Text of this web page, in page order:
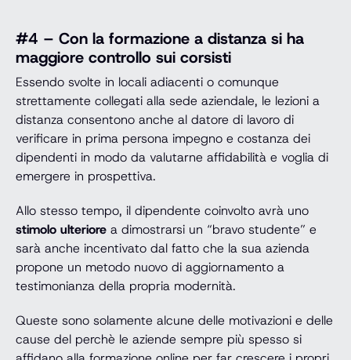
#4 – Con la formazione a distanza si ha
maggiore controllo sui corsisti
Essendo svolte in locali adiacenti o comunque
strettamente collegati alla sede aziendale, le lezioni a
distanza consentono anche al datore di lavoro di
verificare in prima persona impegno e costanza dei
dipendenti in modo da valutarne affidabilità e voglia di
emergere in prospettiva.
Allo stesso tempo, il dipendente coinvolto avrà uno
stimolo ulteriore a dimostrarsi un “bravo studente” e
sarà anche incentivato dal fatto che la sua azienda
propone un metodo nuovo di aggiornamento a
testimonianza della propria modernità.
Queste sono solamente alcune delle motivazioni e delle
cause del perchè le aziende sempre più spesso si